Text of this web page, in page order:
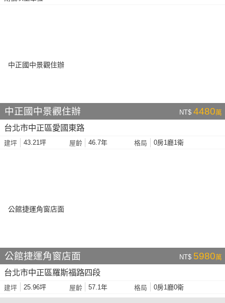
中正國中景觀住辦 NT$ 4480萬
台北市中正區愛國東路
建坪 43.21坪 屋齡 46.7年 格局 0房1廳1衛
公館捷運角窗店面 NT$ 5980萬
台北市中正區羅斯福路四段
建坪 25.96坪 屋齡 57.1年 格局 0房1廳0衛